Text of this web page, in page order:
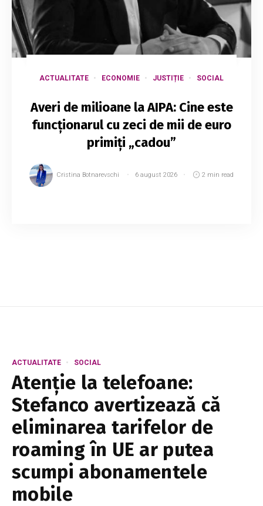
ACTUALITATE ECONOMIE JUSTIȚIE SOCIAL
Averi de milioane la AIPA: Cine este
funcționarul cu zeci de mii de euro
primiți „cadou”
Cristina Botnarevschi 6 august 2026 2 min read
ACTUALITATE SOCIAL
Atenție la telefoane:
Stefanco avertizează că
eliminarea tarifelor de
roaming în UE ar putea
scumpi abonamentele
mobile